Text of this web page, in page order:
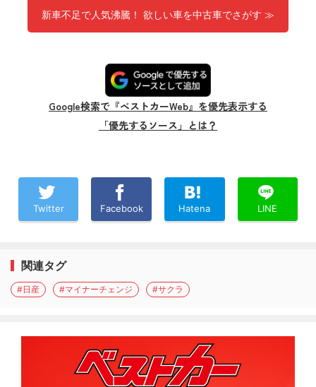
新車不足で人気沸騰！ 欲しい車を中古車でさがす ≫
Google検索で『ベストカーWeb』を優先表示する
「優先するソース」とは？
Twitter Facebook Hatena LINE
関連タグ
#日産 #マイナーチェンジ #サクラ